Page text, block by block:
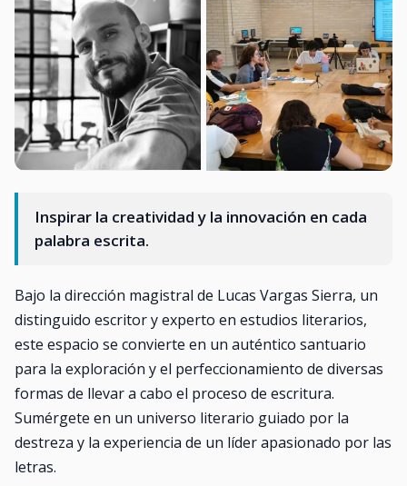
Inspirar la creatividad y la innovación en cada
palabra escrita.
Bajo la dirección magistral de Lucas Vargas Sierra, un
distinguido escritor y experto en estudios literarios,
este espacio se convierte en un auténtico santuario
para la exploración y el perfeccionamiento de diversas
formas de llevar a cabo el proceso de escritura.
Sumérgete en un universo literario guiado por la
destreza y la experiencia de un líder apasionado por las
letras.